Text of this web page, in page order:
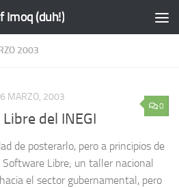
Imoq (duh!)
2003
0
MARZO, 2003
del INEGI
de posterarlo, pero a principios de
Libre; un taller nacional
el sector gubernamental, pero